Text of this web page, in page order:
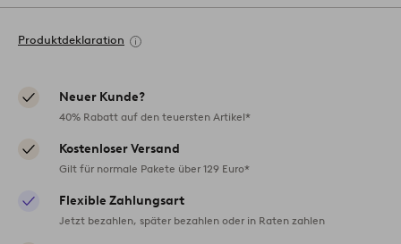
Produktdeklaration
Neuer Kunde?
40% Rabatt auf den teuersten Artikel*
Kostenloser Versand
Gilt für normale Pakete über 129 Euro*
Flexible Zahlungsart
Jetzt bezahlen, später bezahlen oder in Raten zahlen